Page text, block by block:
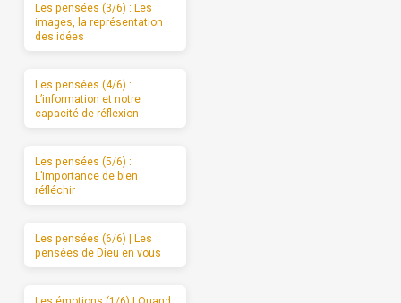
Les pensées (3/6) : Les
images, la représentation
des idées
Les pensées (4/6) :
L’information et notre
capacité de réflexion
Les pensées (5/6) :
L’importance de bien
réfléchir
Les pensées (6/6) | Les
pensées de Dieu en vous